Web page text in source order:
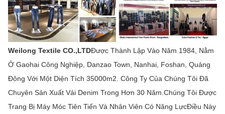
Weilong Textile CO.,LTDĐược Thành Lập Vào Năm 1984, Nằm
Ở Gaohai Công Nghiệp, Danzao Town, Nanhai, Foshan, Quảng
Đông Với Một Diện Tích 35000m2. Công Ty Của Chúng Tôi Đã
Chuyên Sản Xuất Vải Denim Trong Hơn 30 Năm.Chúng Tôi Được
Trang Bị Máy Móc Tiên Tiến Và Nhân Viên Có Năng LựcĐiều Này